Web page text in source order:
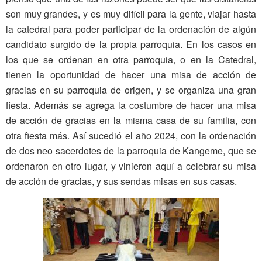
son muy grandes, y es muy difícil para la gente, viajar hasta
la catedral para poder participar de la ordenación de algún
candidato surgido de la propia parroquia. En los casos en
los que se ordenan en otra parroquia, o en la Catedral,
tienen la oportunidad de hacer una misa de acción de
gracias en su parroquia de origen, y se organiza una gran
fiesta. Además se agrega la costumbre de hacer una misa
de acción de gracias en la misma casa de su familia, con
otra fiesta más. Así sucedió el año 2024, con la ordenación
de dos neo sacerdotes de la parroquia de Kangeme, que se
ordenaron en otro lugar, y vinieron aquí a celebrar su misa
de acción de gracias, y sus sendas misas en sus casas.